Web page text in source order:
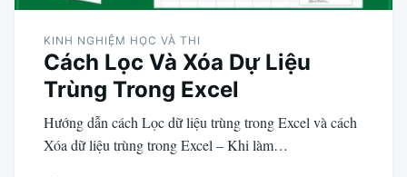
KINH NGHIỆM HỌC VÀ THI
Cách Lọc Và Xóa Dự Liệu
Trùng Trong Excel
Hướng dẫn cách Lọc dữ liệu trùng trong Excel và cách
Xóa dữ liệu trùng trong Excel – Khi làm…